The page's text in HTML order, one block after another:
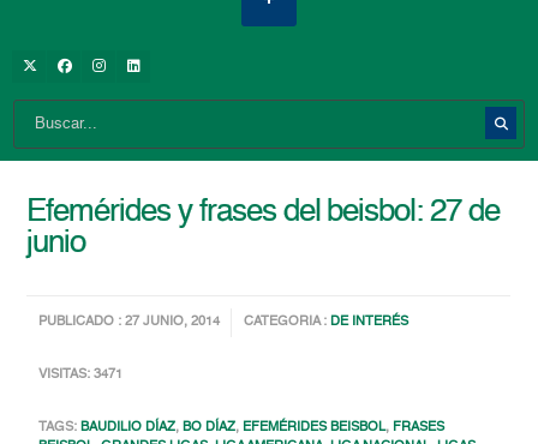
Efemérides y frases del beisbol: 27 de
junio
PUBLICADO : 27 JUNIO, 2014 CATEGORIA :DE INTERÉS
VISITAS: 3471
TAGS:BAUDILIO DÍAZ,BO DÍAZ, EFEMÉRIDES BEISBOL, FRASES